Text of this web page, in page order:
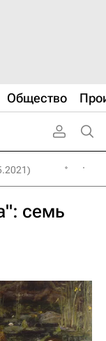
Общество
семь